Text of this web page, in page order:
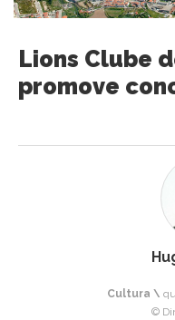
Lions Clube
promove
Cultura \
©